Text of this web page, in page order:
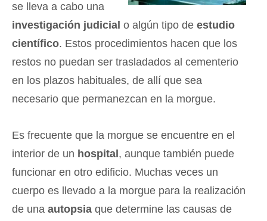
se lleva a cabo una
investigación judicial o algún tipo de estudio
científico. Estos procedimientos hacen que los
restos no puedan ser trasladados al cementerio
en los plazos habituales, de allí que sea
necesario que permanezcan en la morgue.
Es frecuente que la morgue se encuentre en el
interior de un hospital , aunque también puede
funcionar en otro edificio. Muchas veces un
cuerpo es llevado a la morgue para la realización
de una autopsia que determine las causas de